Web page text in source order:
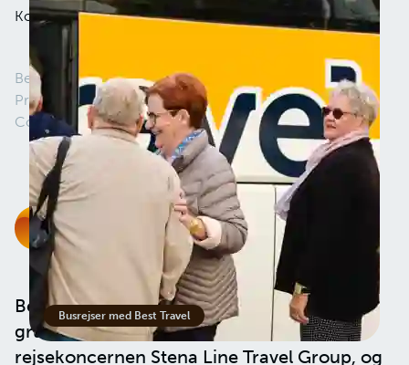
Busrejser med Best Travel
Best Travel er et dansk rejsebureau, der er
grundlagt i 1999. Vi er i dag en del af
rejsekoncernen Stena Line Travel Group, og
Kontakt os
Betingelser
Privatlivspolitik
Cookies